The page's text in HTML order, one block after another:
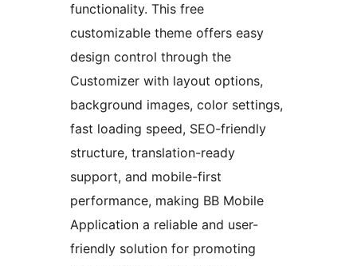
functionality. This free
customizable theme offers easy
design control through the
Customizer with layout options,
background images, color settings,
fast loading speed, SEO-friendly
structure, translation-ready
support, and mobile-first
performance, making BB Mobile
Application a reliable and user-
friendly solution for promoting